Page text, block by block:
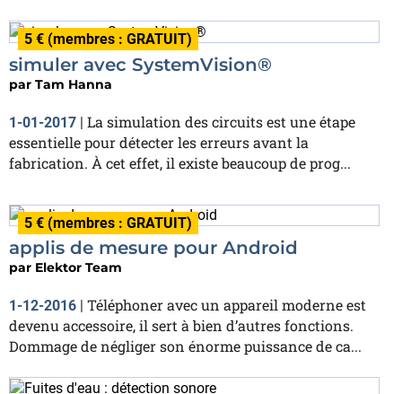
5 € (membres : GRATUIT)
simuler avec SystemVision®
par Tam Hanna
1-01-2017 | La simulation des circuits est une étape
essentielle pour détecter les erreurs avant la
fabrication. À cet effet, il existe beaucoup de prog...
5 € (membres : GRATUIT)
applis de mesure pour Android
par Elektor Team
1-12-2016
Téléphoner avec un appareil moderne est
devenu accessoire, il sert à bien d’autres fonctions.
Dommage de négliger son énorme puissance de ca...